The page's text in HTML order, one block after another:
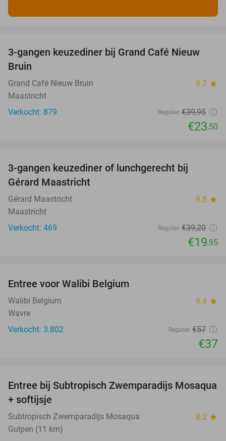
41%
3-gangen keuzediner bij Grand Café Nieuw
Bruin
Grand Café Nieuw Bruin 9.7 star
Maastricht
Verkocht: 879
Regulier €39,95
€23,50
3-gangen keuzediner of lunchgerecht bij
Gérard Maastricht
Gérard Maastricht 9.5 star
Maastricht
Verkocht: 469
Regulier €39,20
€19,95
Entree voor Walibi Belgium
Walibi Belgium 9.4 star
Wavre
Verkocht: 3.802
Regulier €57
€37
25%
Entree bij Subtropisch Zwemparadijs Mosaqua
+ softijsje
Subtropisch Zwemparadijs Mosaqua 8.2 star
Gulpen (11 km)